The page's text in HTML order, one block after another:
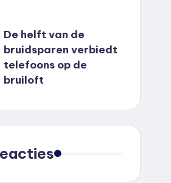
De helft van de
bruidsparen verbiedt
telefoons op de
bruiloft